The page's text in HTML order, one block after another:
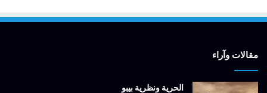
مقالات وآراء
الحرية ونظرية بيبو